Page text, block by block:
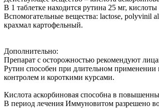
В 1 таблетке находится рутина 25 мг,
Вспомогательные вещества: lactose, рolyvinil
крахмал картофельный.
Дополнительно:
Препарат с осторожностью рекомендуют
Рутин способен при длительном применении
контролем и короткими курсами.
Кислота аскорбиновая способна в
В период лечения Иммуновитом разрешено